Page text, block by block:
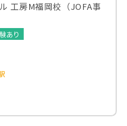
工房M福岡校（JOFA事
あり